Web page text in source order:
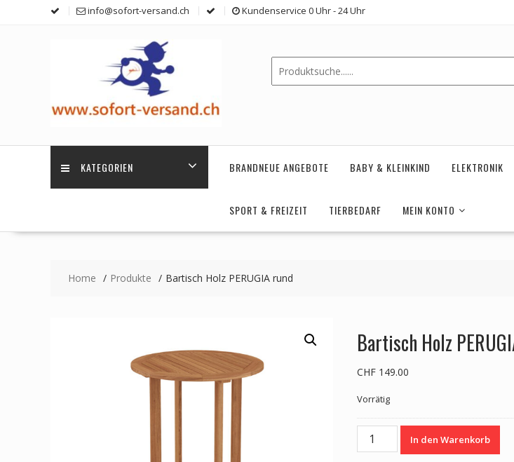
info@sofort-versand.ch Kundenservice 0 Uhr - 24 Uhr
KATEGORIEN BRANDNEUE ANGEBOTE BABY & KLEINKIND ELEKTRONIK
SPORT & FREIZEIT TIERBEDARF MEIN KONTO
Home Produkte Bartisch Holz PERUGIA rund
Bartisch Holz
CHF149.00
Vorrätig
Bartisch
In den Warenkorb